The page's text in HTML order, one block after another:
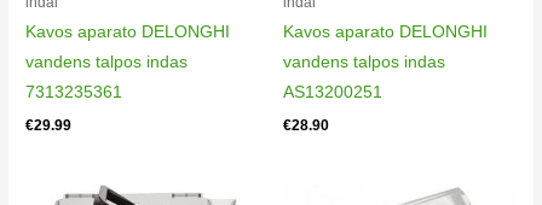
EQ.6 series 700, TE658509DE EQ.6 plus s800, TE615509DE
EQ.6 series 500
Kavos aparato DELONGHI
vandens talpos indas
7313235361
€29.99
Kavos aparato DELONGHI
vandens talpos indas
AS13200251
€28.90